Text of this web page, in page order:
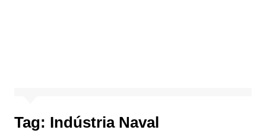
Tag: Indústria Naval